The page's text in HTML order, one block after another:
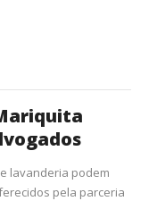
lavanderia podem
pela parceria